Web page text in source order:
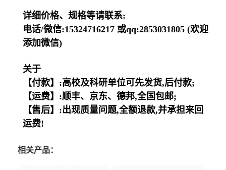
详细价格、规格等请联系:
电话/微信:15324716217 或qq:2853031805 (欢迎
添加微信)
关于
【付款】:高校及科研单位可先发货,后付款;
【运费】:顺丰、京东、德邦,全国包邮;
【售后】:出现质量问题,全额退款,并承担来回
运费!
相关产品：